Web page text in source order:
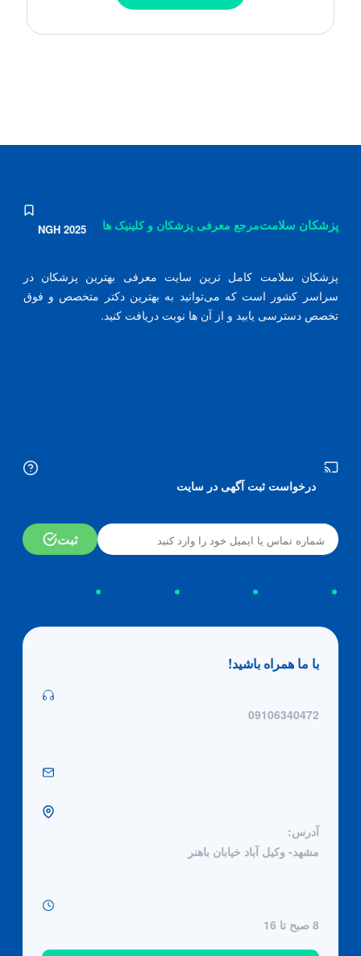
پزشکان سلامتمرجع معرفی پزشکان و کلینیک ها NGH 2025
پزشکان سلامت کامل ترین سایت معرفی بهترین پزشکان در
سراسر کشور است که می‌توانید به بهترین دکتر متخصص و فوق
تخصص دسترسی یابید و از آن ها نوبت دریافت کنید.
درخواست ثبت آگهی در سایت
ثبت
با ما همراه باشید!
09106340472
آدرس:
مشهد- وکیل آباد خیابان باهنر
8 صبح تا 16